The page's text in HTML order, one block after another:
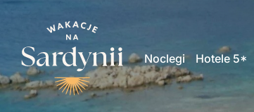
Noclegi Hotele 5*